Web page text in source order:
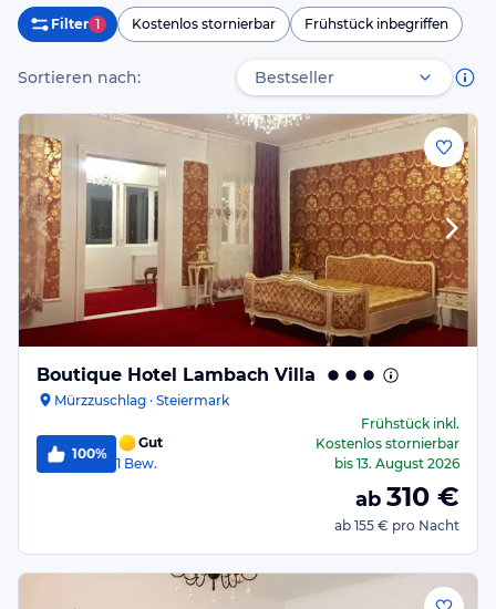
Filter 1 Kostenlos stornierbar Frühstück inbegriffen
Sortieren nach:
Boutique Hotel Lambach Villa
Mürzzuschlag · Steiermark
100%
Gut
1 Bew.
Frühstückinkl.
Kostenlos stornierbar
bis 13. August 2026
ab 310 €
ab 155 € pro Nacht